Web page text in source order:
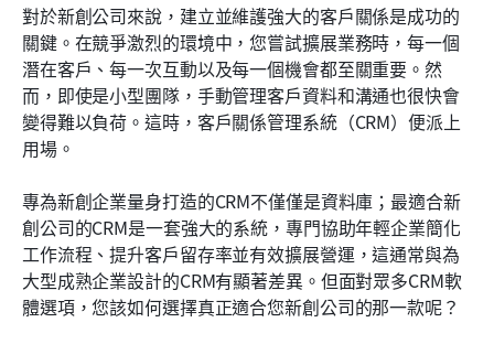
對於新創公司來說，建立並維護強大的客戶關係是成功的
關鍵。在競爭激烈的環境中，您嘗試擴展業務時，每一個
潛在客戶、每一次互動以及每一個機會都至關重要。然
而，即使是小型團隊，手動管理客戶資料和溝通也很快會
變得難以負荷。這時，客戶關係管理系統（CRM）便派上
用場。
專為新創企業量身打造的CRM不僅僅是資料庫；最適合新
創公司的CRM是一套強大的系統，專門協助年輕企業簡化
工作流程、提升客戶留存率並有效擴展營運，這通常與為
大型成熟企業設計的CRM有顯著差異。但面對眾多CRM軟
體選項，您該如何選擇真正適合您新創公司的那一款呢？
一目了然的最佳新創企業客戶關係管理軟體
新創企業首選的8大客戶關係管理軟體
為您的新創公司實施客戶關係管理系統的方法
常見問題
結論